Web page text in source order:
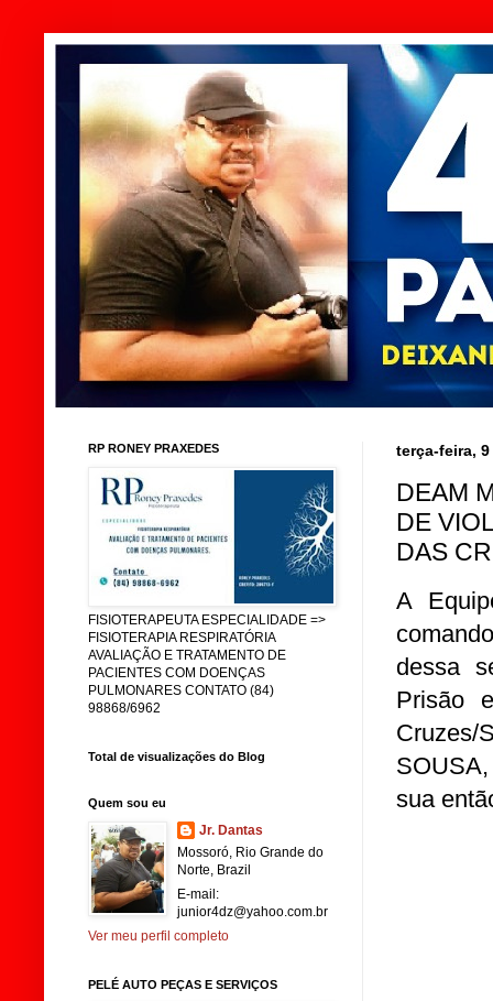
terça-feira,
DEAM
DE
DAS
A
dessa
Prisão
Cruzes/
sua
RP RONEY PRAXEDES
FISIOTERAPEUTA ESPECIALIDADE =>
FISIOTERAPIA RESPIRATÓRIA
AVALIAÇÃO E TRATAMENTO DE
PACIENTES COM DOENÇAS
PULMONARES CONTATO (84)
98868/6962
Total de visualizações do Blog
Quem sou eu
Jr. Dantas
Mossoró, Rio Grande do
Norte, Brazil
E-mail:
junior4dz@yahoo.com.br
Ver meu perfil completo
PELÉ AUTO PEÇAS E SERVIÇOS